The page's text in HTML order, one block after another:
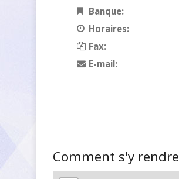
Banque:
Horaires:
Fax:
E-mail:
Comment s'y rendre